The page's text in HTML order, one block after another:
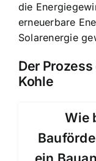
die
erneuerbare
Solarenergie
Der
Kohle
Wie
ein